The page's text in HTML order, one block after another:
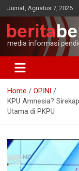
Skip
to
content
Jumat, Agustus 7, 2026
media informasi
Home
OPINI
KPU Amnesia?
Utama di PKPU